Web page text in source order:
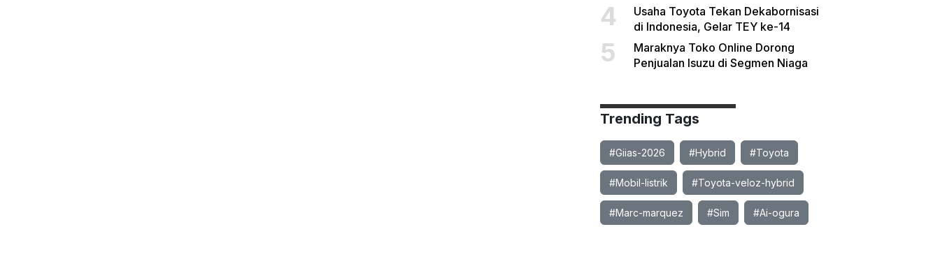
4
Usaha Toyota Tekan Dekabornisasi
di Indonesia, Gelar TEY ke-14
5
Maraknya Toko Online Dorong
Penjualan Isuzu di Segmen Niaga
Trending Tags
#Giias-2026 #Hybrid #Toyota
#Mobil-listrik #Toyota-veloz-hybrid
#Marc-marquez #Sim #Ai-ogura